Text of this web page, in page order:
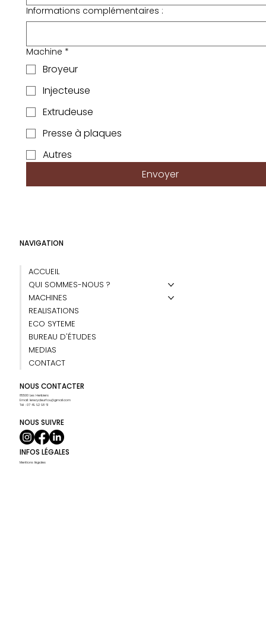
Informations complémentaires :
Machine *
Broyeur
Injecteuse
Extrudeuse
Presse à plaques
Autres
Envoyer
NAVIGATION
ACCUEIL
QUI SOMMES-NOUS ?
MACHINES
REALISATIONS
ECO SYTEME
BUREAU D'ÉTUDES
MEDIAS
CONTACT
NOUS CONTACTER
85500 Les Herbiers
Email: lerecycleurfou@gmail.com
Tél : 07 49 92 98 61
NOUS SUIVRE
INFOS LÉGALES
Mentions légales